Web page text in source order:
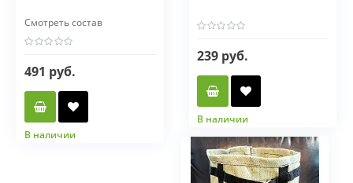
Смотреть состав
491 руб.
В наличии
239 руб.
В наличии
Фасовка мл
150 мл
400 мл